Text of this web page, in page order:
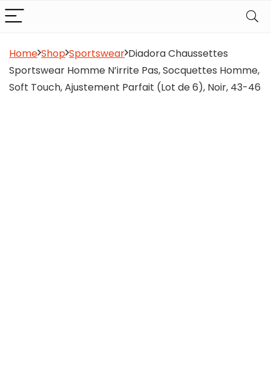
Home Shop Sportswear Diadora Chaussettes
Sportswear Homme N’irrite Pas, Socquettes Homme,
Soft Touch, Ajustement Parfait (Lot de 6), Noir, 43-46